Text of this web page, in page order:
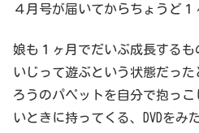
４月号が届いてからちょうど１
娘も１ヶ月でだいぶ成長する
いじって遊ぶという状態だっ
ろうのパペットを自分で抱っ
いときに持ってくる、DVDをみ